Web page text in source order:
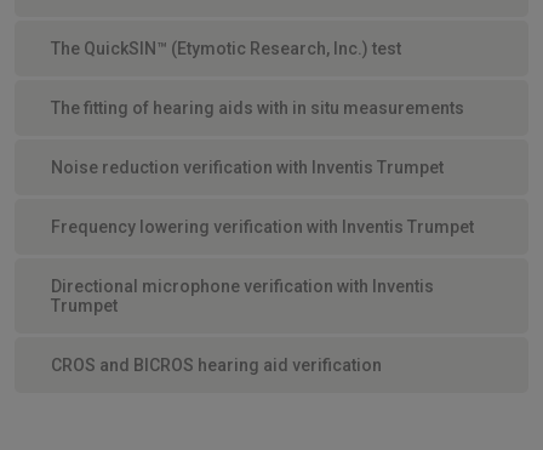
The QuickSIN™ (Etymotic Research, Inc.) test
The fitting of hearing aids with in situ measurements
Noise reduction verification with Inventis Trumpet
Frequency lowering verification with Inventis Trumpet
Directional microphone verification with Inventis
Trumpet
CROS and BICROS hearing aid verification